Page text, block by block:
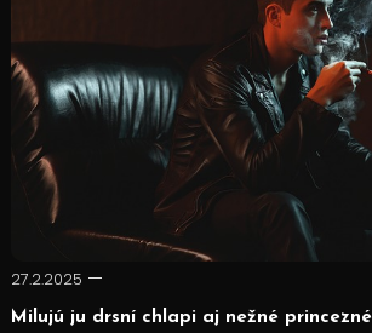
27.2.2025
Milujú ju drsní chlapi aj nežné princezné